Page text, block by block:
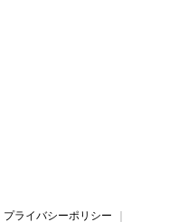
プライバシーポリシー